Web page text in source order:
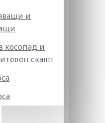
и
косопад и
скалп